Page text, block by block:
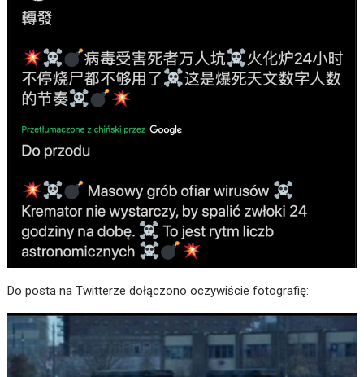
Do posta na Twitterze dołączono oczywiście fotografię: